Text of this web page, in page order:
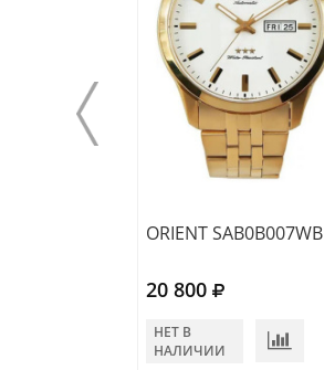
ORIENT SAB0B007WB
20 800
НЕТ В
НАЛИЧИИ